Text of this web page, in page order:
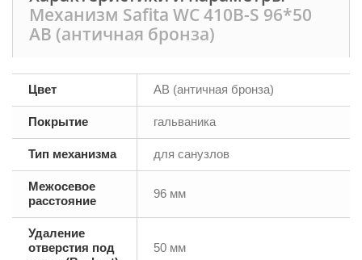
Механизм Safita WC 410B-S 96*50
AB (античная бронза)
Цвет AB (античная бронза)
Покрытие гальваника
Тип механизма для санузлов
Межосевое
расстояние
96 мм
Удаление
отверстия под
50 мм